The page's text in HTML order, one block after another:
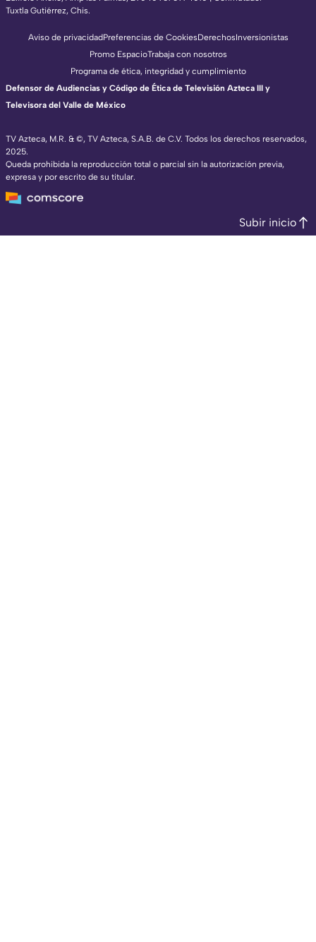
Tuxtla Gutiérrez, Chis.
TV Azteca, M.R. & ©, TV Azteca, S.A.B. de C.V. Todos los derechos reservados,
2025.
Queda prohibida la reproducción total o parcial sin la autorización previa,
expresa y por escrito de su titular.
Aviso de privacidadPreferencias de CookiesDerechosInversionistas
Promo EspacioTrabaja con nosotros
Programa de ética, integridad y cumplimiento
Defensor de Audiencias y Código de Ética de Televisión Azteca III y
Televisora del Valle de México
Subir inicio